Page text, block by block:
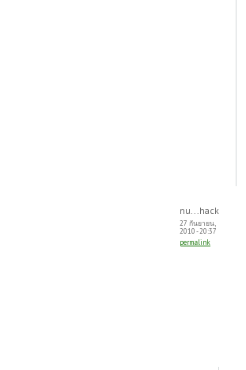
nu...hack
27 กันยายน,
2010 - 20:37
permalink